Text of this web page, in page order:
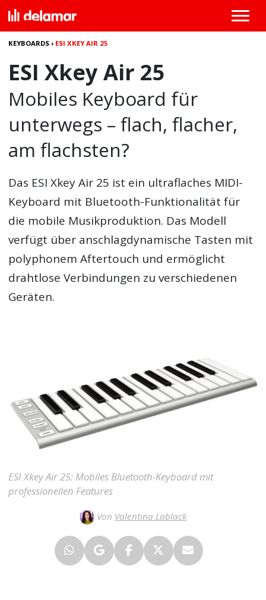
KEYBOARDS › ESI XKEY AIR 25
ESI Xkey Air 25
Mobiles Keyboard für
unterwegs – flach, flacher,
am flachsten?
Das ESI Xkey Air 25 ist ein ultraflaches MIDI-
Keyboard mit Bluetooth-Funktionalität für
die mobile Musikproduktion. Das Modell
verfügt über anschlagdynamische Tasten mit
polyphonem Aftertouch und ermöglicht
drahtlose Verbindungen zu verschiedenen
Geräten.
ESI Xkey Air 25: Mobiles Bluetooth-Keyboard mit
professionellen Features
Von Valentina Lablack